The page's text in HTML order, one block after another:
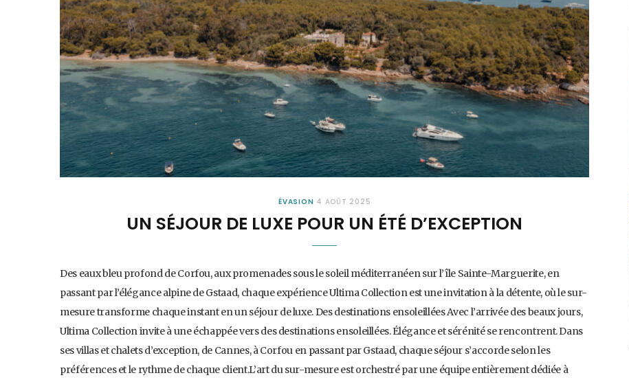
ÉVASION 4 AOÛT 2025
UN SÉJOUR DE LUXE POUR UN ÉTÉ D’EXCEPTION
Des eaux bleu profond de Corfou, aux promenades sous le soleil méditerranéen sur l’île Sainte-Marguerite, en
passant par l’élégance alpine de Gstaad, chaque expérience Ultima Collection est une invitation à la détente, où le sur-
mesure transforme chaque instant en un séjour de luxe. Des destinations ensoleillées Avec l’arrivée des beaux jours,
Ultima Collection invite à une échappée vers des destinations ensoleillées. Élégance et sérénité se rencontrent. Dans
ses villas et chalets d’exception, de Cannes, à Corfou en passant par Gstaad, chaque séjour s’accorde selon les
préférences et le rythme de chaque client.L’art du sur-mesure est orchestré par une équipe entièrement dédiée à